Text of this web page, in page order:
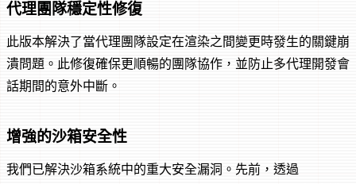
代理團隊穩定性修復
此版本解決了當代理團隊設定在渲染之間變更時發生的關鍵崩
潰問題。此修復確保更順暢的團隊協作，並防止多代理開發會
話期間的意外中斷。
增強的沙箱安全性
我們已解決沙箱系統中的重大安全漏洞。先前，透過